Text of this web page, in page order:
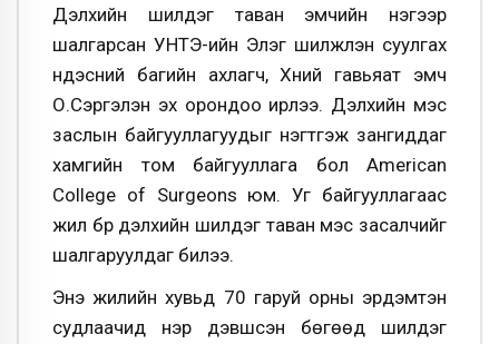
Дэлхийн шилдэг таван эмчийн нэгээр
шалгарсан УНТЭ-ийн Элэг шилжүүлэн суулгах
үндэсний багийн ахлагч, Хүний гавьяат эмч
О.Сэргэлэн эх орондоо ирлээ. Дэлхийн мэс
заслын байгууллагуудыг нэгтгэж зангиддаг
хамгийн том байгууллага бол American
College of Surgeons юм. Уг байгууллагаас
жил бүр дэлхийн шилдэг таван мэс засалчийг
шалгаруулдаг билээ.
Энэ жилийн хувьд 70 гаруй орны эрдэмтэн
судлаачид нэр дэвшсэн бөгөөд шилдэг